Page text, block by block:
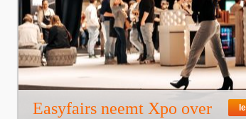
Easyfairs neemt Xpo over